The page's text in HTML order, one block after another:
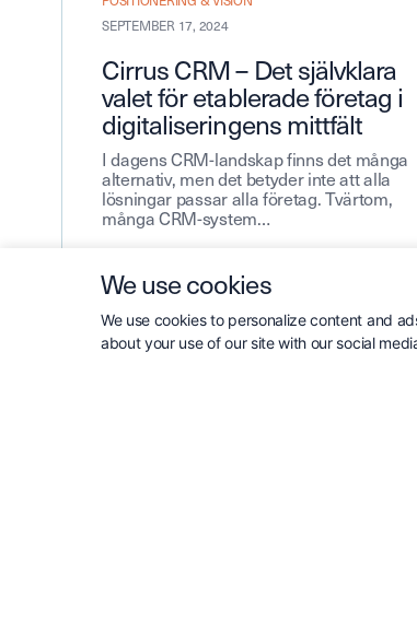
SEPTEMBER 17, 2024
Cirrus CRM – Det självklara
valet för etablerade företag i
digitaliseringens mittfält
I dagens CRM-landskap finns det många
alternativ, men det betyder inte att alla
lösningar passar alla företag. Tvärtom,
många CRM-system…
Läs mer
We use cookies
We use cookies to personalize content and
about your use of our site with our social